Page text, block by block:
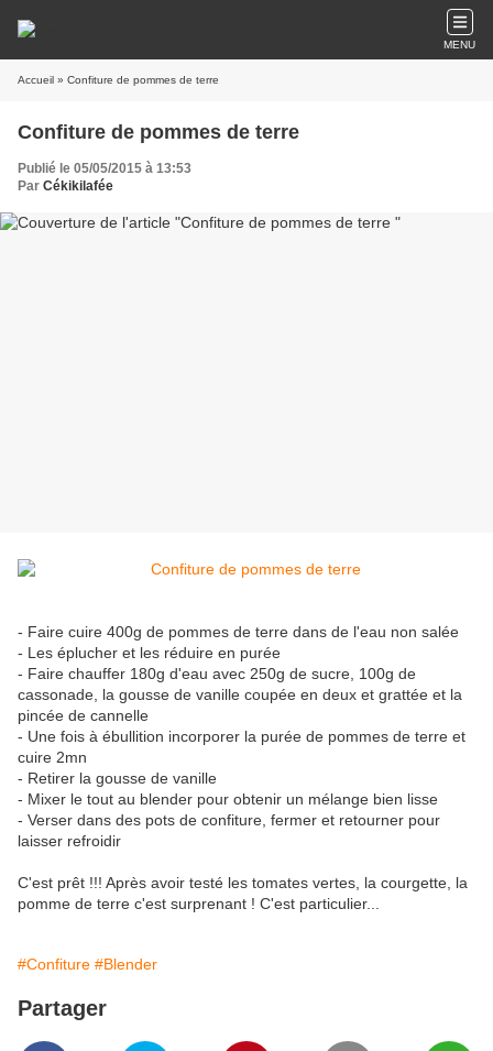
MENU
Accueil » Confiture de pommes de terre
Confiture de pommes de terre
Publié le 05/05/2015 à 13:53
Par Cékikilafée
- Faire cuire 400g de pommes de terre dans de l'eau non salée
- Les éplucher et les réduire en purée
- Faire chauffer 180g d'eau avec 250g de sucre, 100g de
cassonade, la gousse de vanille coupée en deux et grattée et la
pincée de cannelle
- Une fois à ébullition incorporer la purée de pommes de terre et
cuire 2mn
- Retirer la gousse de vanille
- Mixer le tout au blender pour obtenir un mélange bien lisse
- Verser dans des pots de confiture, fermer et retourner pour
laisser refroidir
C'est prêt !!! Après avoir testé les tomates vertes, la courgette, la
pomme de terre c'est surprenant ! C'est particulier...
#Confiture #Blender
Partager